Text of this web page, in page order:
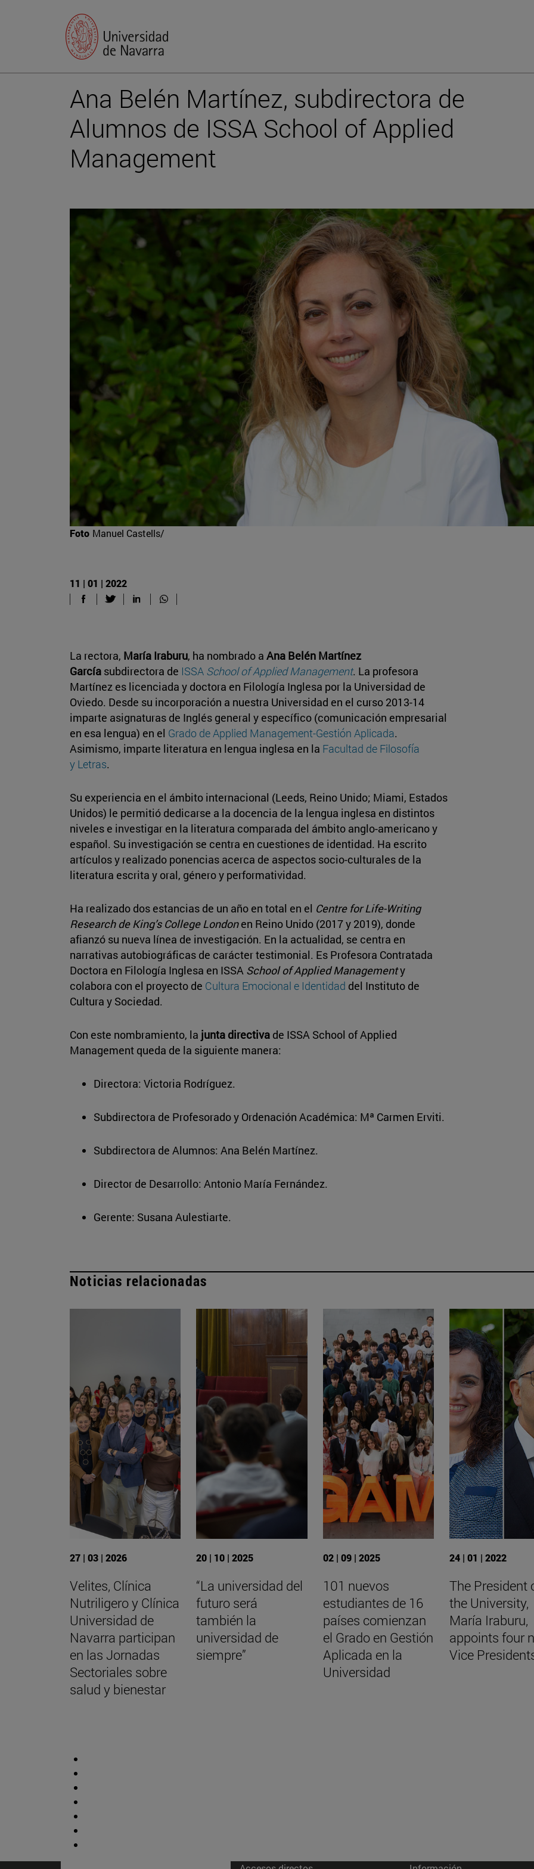
Ana Belén Martínez, subdirectora de
Alumnos de ISSA School of Applied
Management
Foto Manuel Castells/
11 | 01 | 2022
La rectora, María Iraburu, ha nombrado a Ana Belén Martínez
García subdirectora de ISSA School of Applied Management. La profesora
Martínez es licenciada y doctora en Filología Inglesa por la Universidad de
Oviedo. Desde su incorporación a nuestra Universidad en el curso 2013-14
imparte asignaturas de Inglés general y específico (comunicación empresarial
en esa lengua) en el Grado de Applied Management-Gestión Aplicada.
Asimismo, imparte literatura en lengua inglesa en la Facultad de Filosofía
y Letras.
Su experiencia en el ámbito internacional (Leeds, Reino Unido; Miami, Estados
Unidos) le permitió dedicarse a la docencia de la lengua inglesa en distintos
niveles e investigar en la literatura comparada del ámbito anglo-americano y
español. Su investigación se centra en cuestiones de identidad. Ha escrito
artículos y realizado ponencias acerca de aspectos socio-culturales de la
literatura escrita y oral, género y performatividad.
Ha realizado dos estancias de un año en total en el Centre for Life-Writing
Research de King’s College Londonen Reino Unido (2017 y 2019), donde
afianzó su nueva línea de investigación. En la actualidad, se centra en
narrativas autobiográficas de carácter testimonial. Es Profesora Contratada
Doctora en Filología Inglesa en ISSA School of Applied Managementy
colabora con el proyecto de Cultura Emocional e Identidad del Instituto de
Cultura y Sociedad.
Con este nombramiento, la junta directiva de ISSA School of Applied
Management queda de la siguiente manera:
Directora: Victoria Rodríguez.
Subdirectora de Profesorado y Ordenación Académica: Mª Carmen Erviti.
Subdirectora de Alumnos: Ana Belén Martínez.
Director de Desarrollo: Antonio María Fernández.
Gerente: Susana Aulestiarte.
Noticias relacionadas
27 | 03 | 2026
Velites, Clínica
Nutriligero y Clínica
Universidad de
Navarra participan
en las Jornadas
Sectoriales sobre
salud y bienestar
20 | 10 | 2025
“La universidad del
futuro será
también la
universidad de
siempre”
02 | 09 | 2025
101 nuevos
estudiantes de 16
países comienzan
el Grado en Gestión
Aplicada en la
Universidad
24 | 01 | 2022
The President
the University,
María Iraburu,
appoints four
Vice